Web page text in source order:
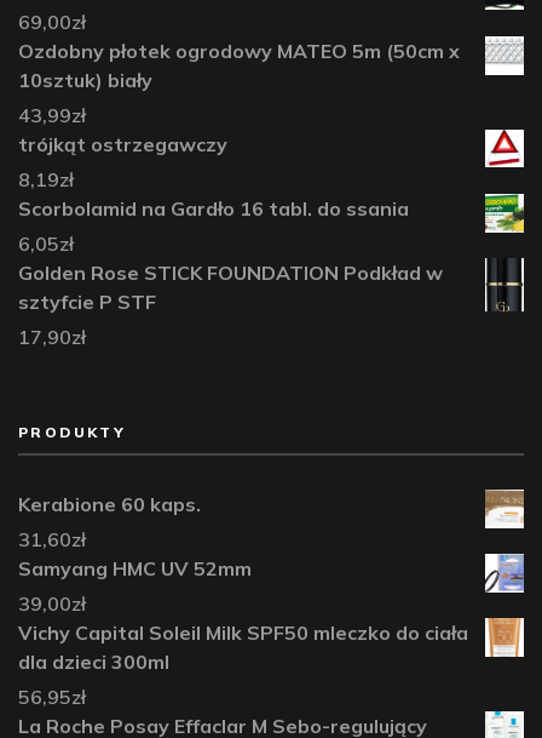
69,00zł
Ozdobny płotek ogrodowy MATEO 5m (50cm x
10sztuk) biały
43,99zł
trójkąt ostrzegawczy
8,19zł
Scorbolamid na Gardło 16 tabl. do ssania
6,05zł
Golden Rose STICK FOUNDATION Podkład w
sztyfcie P STF
17,90zł
PRODUKTY
Kerabione 60 kaps.
31,60zł
Samyang HMC UV 52mm
39,00zł
Vichy Capital Soleil Milk SPF50 mleczko do ciała
dla dzieci 300ml
56,95zł
La Roche Posay Effaclar M Sebo-regulujący